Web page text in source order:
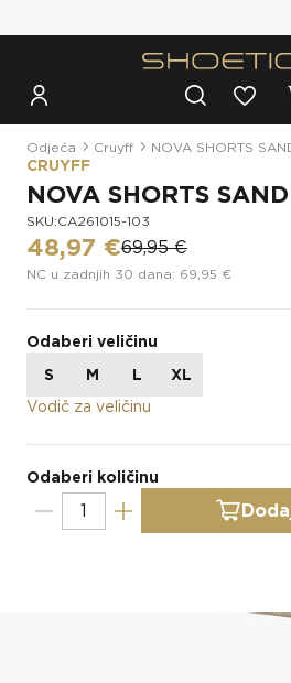
Odjeća Cruyff NOVA SHORTS
CRUYFF
NOVA SHORTS SAND
SKU:CA261015-103
48,97 €69,95 €
NC u zadnjih 30 dana: 69,95 €
Odaberi veličinu
S
M L
XL
Vodič za veličinu
Odaberi količinu